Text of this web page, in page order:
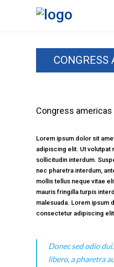
CONGRESS
Congress americas
Lorem ipsum dolor sit
adipiscing elit. Ut volutpat
sollicitudin interdum.
nec pharetra interdum,
mollis tellus neque vitae
mauris fringilla turpis
malesuada. Lorem ipsum
consectetur adipiscing
Donec sed odio
libero, a pharetra